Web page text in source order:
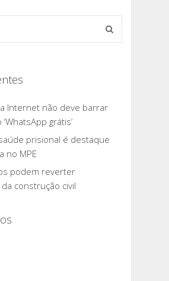
Internet não deve barrar
grátis’
prisional é destaque
no MPE
podem reverter
construção civil